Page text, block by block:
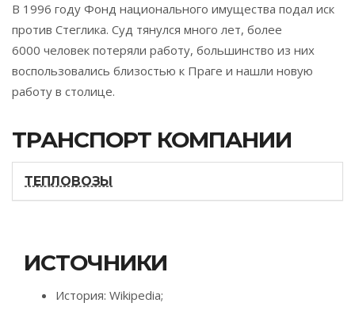
В 1996 году Фонд национального имущества подал иск
против Стеглика. Суд тянулся много лет, более
6000 человек потеряли работу, большинство из них
воспользовались близостью к Праге и нашли новую
работу в столице.
ТРАНСПОРТ КОМПАНИИ
ТЕПЛОВОЗЫ
ИСТОЧНИКИ
История: Wikipedia;